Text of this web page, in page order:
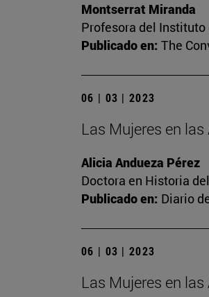
Montserrat Miranda
Profesora del
Publicado en: The
06 | 03 | 2023
Las Mujeres en
Alicia Andueza Pérez
Doctora en Historia
Publicado en: Diario
06 | 03 | 2023
Las Mujeres en